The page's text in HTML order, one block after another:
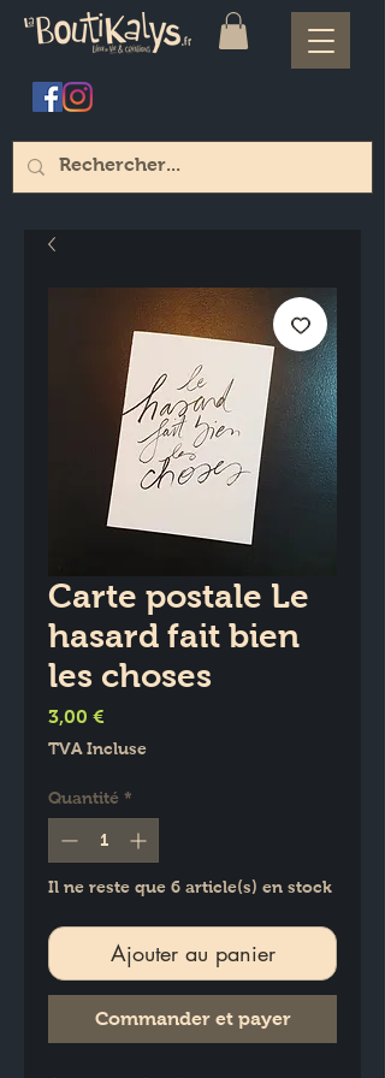
Carte postale Le
hasard fait bien
les choses
3,00 €
TVA Incluse
Quantité *
Il ne reste que 6 article(s) en stock
Ajouter au panier
Commander et payer